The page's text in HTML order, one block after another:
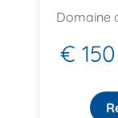
Domaine
€ 150